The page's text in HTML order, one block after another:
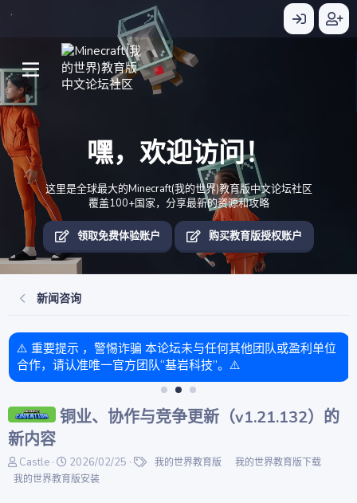
嘿，欢迎访问！
这里是全球最大的Minecraft(我的世界)教育版中文论坛社区
覆盖100+国家，分享最新的资源和攻略
领取免费体验账户 购买教育版授权账户
新闻咨询
⚠️ 重要提示 ，警惕诈骗 本论坛未与任何其他团队或盈利单位
合作，请认准唯一官方团队“基岩科技”。⚠️
铜业、协作与竞争更新（v1.21.132）的
新内容
主
题
Castle
开
始
2026/02/25
标
我的世界教育版
我的世界教育版下载
我的世界教育版安装